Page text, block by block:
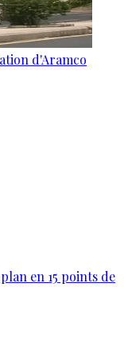
d'Aramco
en 15 points de